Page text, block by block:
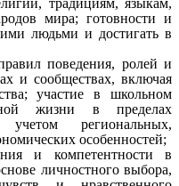
традициям, языкам,
мира; готовности и
людьми и достигать в
поведения, ролей и
и сообществах, включая
участие в школьном
жизни в пределах
региональных,
особенностей;
и компетентности в
личностного выбора,